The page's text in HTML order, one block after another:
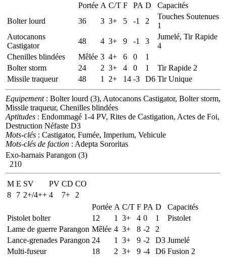
Portée A C/T F PA D
Capacités
Bolter lourd
36 3 3+ 5 -1 2
Touches Soutenues
1
Autocanons
Castigator
48 4 3+ 9 -1 3
Jumelé, Tir Rapide
4
Chenilles blindées
Mêlée 3 4+ 6 0
1
Bolter storm
24 2 3+ 4 0 1
Tir Rapide 2
Missile traqueur
48 1 2+ 14 -3 D6 Tir Unique
Equipement: Bolter lourd (3), Autocanons Castigator, Bolter storm,
Missile traqueur, Chenilles blindées
Aptitudes : Endommagé 1-4 PV, Rites de Castigation, Actes de Foi,
Destruction Néfaste D3
Mots-clés : Castigator, Fumée, Imperium, Vehicule
Mots-clés de faction : Adepta Sororitas
Exo-harnais Parangon (3)
210
M E SV PV CD CO
8
7 2+/4++ 4 7+
2
Portée A C/T F PA D
Capacités
Pistolet bolter
12 1 3+ 4 0 1
Pistolet
Lame de guerre Parangon Mêlée 4 3+ 8 -2
2
Lance-grenades Parangon 24 1 3+ 9 -2 D3 Jumelé
Multi-fuseur
18 2 3+ 9 -4 D6 Fusion 2